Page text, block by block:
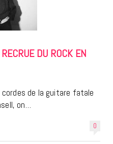
DU ROCK EN
de la guitare fatale
on…
0